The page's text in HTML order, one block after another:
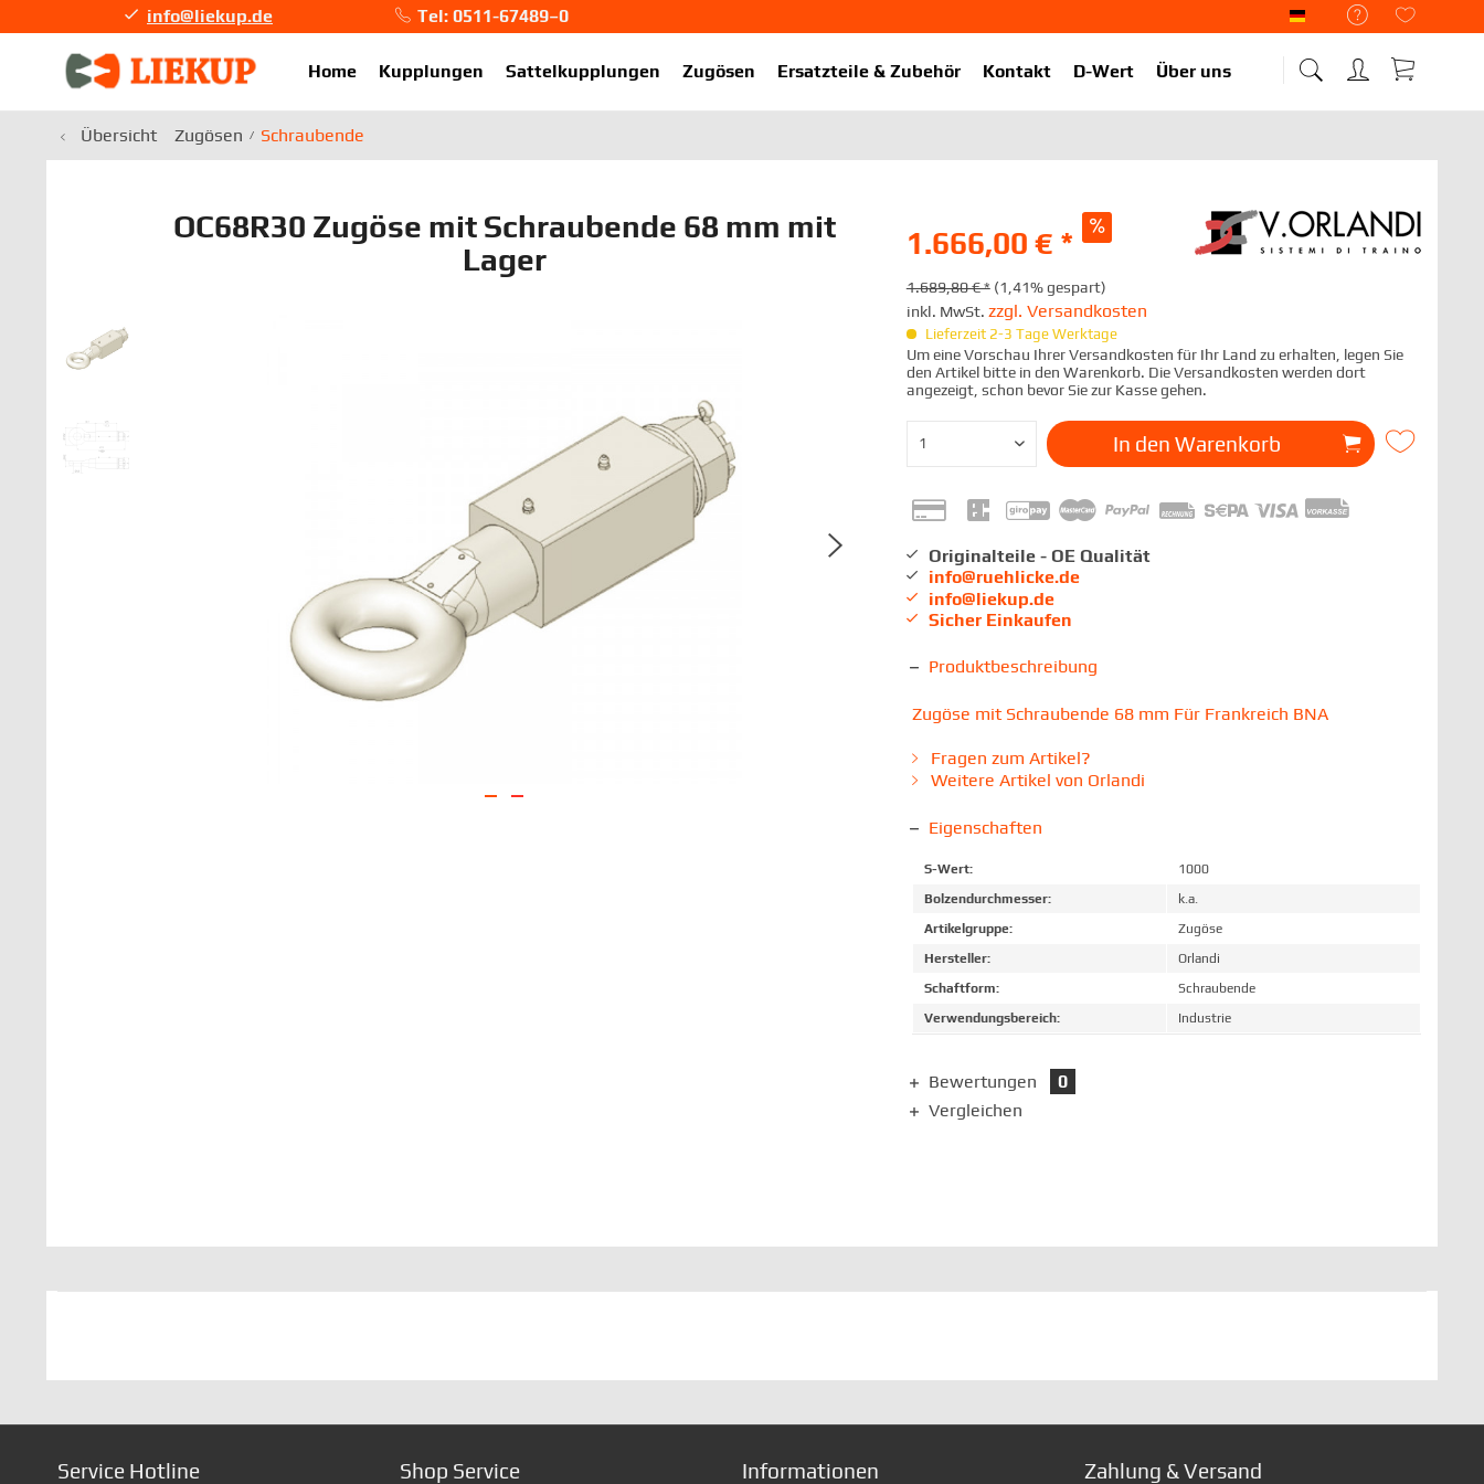
Liekup Deutsch
info@liekup.de
Tel: 0511-67489–0
Home
Kupplungen Sattelkupplungen Zugösen Ersatzteile & Zubehör Kontakt D-Wert Über uns
Übersicht Zugösen Schraubende
OC68R30 Zugöse mit Schraubende 68 mm mit
Lager
1.666,00 € *
1.689,80 € * (1,41% gespart)
inkl. MwSt. zzgl. Versandkosten
Lieferzeit 2-3 Tage Werktage
Um eine Vorschau Ihrer Versandkosten für Ihr Land zu erhalten, legen Sie
den Artikel bitte in den Warenkorb. Die Versandkosten werden dort
angezeigt, schon bevor Sie zur Kasse gehen.
In den Warenkorb
Originalteile - OE Qualität
info@ruehlicke.de
info@liekup.de
Sicher Einkaufen
Produktbeschreibung
Zugöse mit Schraubende 68 mm Für Frankreich BNA
Fragen zum Artikel?
Weitere Artikel von Orlandi
Eigenschaften
S-Wert:
1000
Bolzendurchmesser:
k.a.
Artikelgruppe:
Zugöse
Hersteller:
Orlandi
Schaftform:
Schraubende
Verwendungsbereich:
Industrie
Bewertungen
0
Vergleichen
Service Hotline Shop Service Informationen Zahlung & Versand